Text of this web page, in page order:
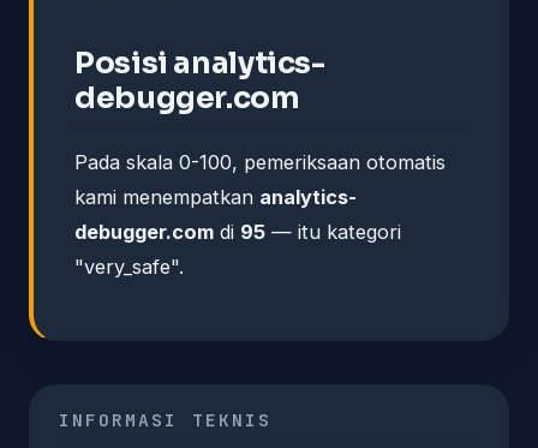
Posisi analytics-
debugger.com
Pada skala 0-100, pemeriksaan otomatis
kami menempatkan analytics-
debugger.com di 95 — itu kategori
"very_safe".
INFORMASI TEKNIS